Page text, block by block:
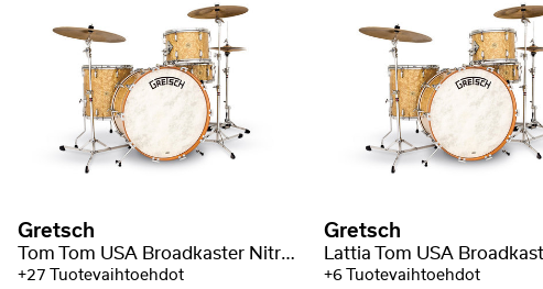
Gretsch
Tom Tom USA Broadkaster Nitron Wrap
+27 Tuotevaihtoehdot
Gretsch
+6 Tuotevaihtoehdot